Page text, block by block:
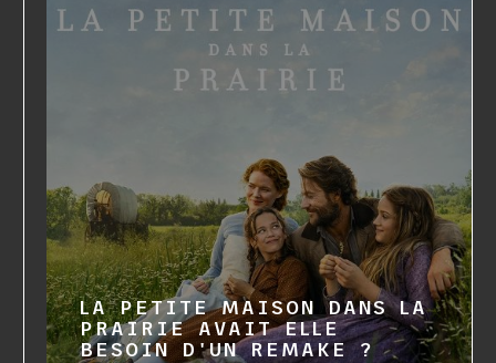
LA PETITE MAISON DANS LA
PRAIRIE AVAIT ELLE
BESOIN D'UN REMAKE ?